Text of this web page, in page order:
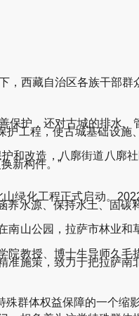
西藏自治区各族干部群
护，还对古城的排水、
工程，使古城基础设
改造，八廓街道八廓社
新构件。”
化工程正式启动。
水源、保持水土、固碳
公园，拉萨市林业和
教授、博士生导师久毛
施策，致力于把拉萨
群体权益保障的一个缩影